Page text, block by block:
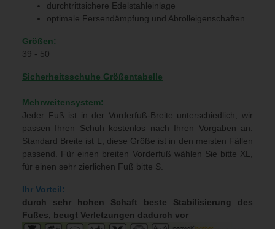
durchtrittsichere Edelstahleinlage
optimale Fersendämpfung und Abrolleigenschaften
Größen:
39 - 50
Sicherheitsschuhe Größentabelle
Mehrweitensystem:
Jeder Fuß ist in der Vorderfuß-Breite unterschiedlich, wir
passen Ihren Schuh kostenlos nach Ihren Vorgaben an.
Standard Breite ist L, diese Größe ist in den meisten Fällen
passend. Für einen breiten Vorderfuß wählen Sie bitte XL,
für einen sehr zierlichen Fuß bitte S.
Ihr Vorteil:
durch sehr hohen Schaft beste Stabilisierung des
Fußes, beugt Verletzungen dadurch vor